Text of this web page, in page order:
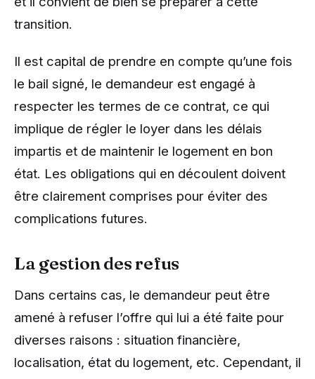
transition.
Il est capital de prendre en compte qu’une fois
le bail signé, le demandeur est engagé à
respecter les termes de ce contrat, ce qui
implique de régler le loyer dans les délais
impartis et de maintenir le logement en bon
état. Les obligations qui en découlent doivent
être clairement comprises pour éviter des
complications futures.
La gestion des refus
Dans certains cas, le demandeur peut être
amené à refuser l’offre qui lui a été faite pour
diverses raisons : situation financière,
localisation, état du logement, etc. Cependant, il